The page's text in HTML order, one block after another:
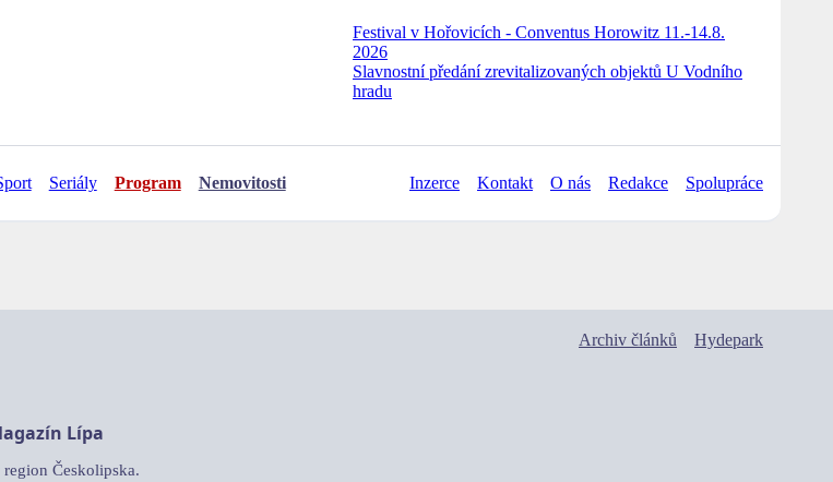
Festival v Hořovicích - Conventus Horowitz 11.-14.8.
2026
Slavnostní předání zrevitalizovaných objektů U Vodního
hradu
Seriály Program Nemovitosti Inzerce Kontakt O nás Redakce Spolupráce
Archiv článků Hydepark
Lípa
Českolipska.